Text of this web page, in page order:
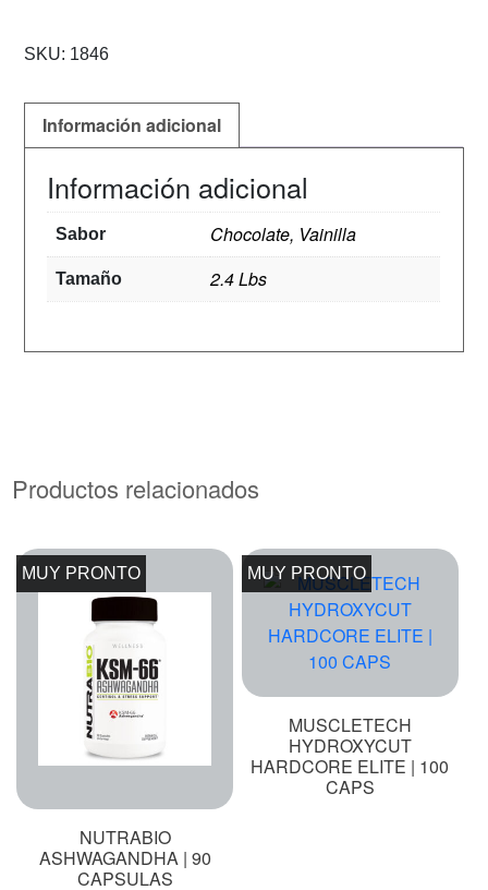
SKU: 1846
Información adicional
Información adicional
Sabor Chocolate, Vainilla
Tamaño 2.4 Lbs
Productos relacionados
MUY PRONTO
NUTRABIO
ASHWAGANDHA | 90
CAPSULAS
MUY PRONTO
MUSCLETECH
HYDROXYCUT
HARDCORE ELITE | 100
CAPS